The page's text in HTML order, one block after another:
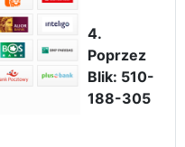
4.
Poprzez
Blik: 510-
188-305